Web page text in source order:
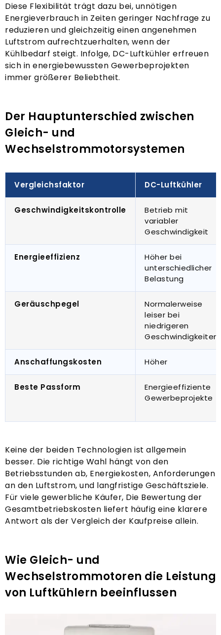
Diese Flexibilität trägt dazu bei, unnötigen
Energieverbrauch in Zeiten geringer Nachfrage zu
reduzieren und gleichzeitig einen angenehmen
Luftstrom aufrechtzuerhalten, wenn der
Kühlbedarf steigt. Infolge, DC-Luftkühler erfreuen
sich in energiebewussten Gewerbeprojekten
immer größerer Beliebtheit.
Der Hauptunterschied zwischen
Gleich- und
Wechselstrommotorsystemen
Vergleichsfaktor DC-Luftkühler
Geschwindigkeitskontrolle
Betrieb mit
variabler
Geschwindigkeit
Energieeffizienz
Höher bei
unterschiedlicher
Belastung
Geräuschpegel
Normalerweise
leiser bei
niedrigeren
Geschwindigkeiten
Anschaffungskosten Höher
Beste Passform
Energieeffiziente
Gewerbeprojekte
Keine der beiden Technologien ist allgemein
besser. Die richtige Wahl hängt von den
Betriebsstunden ab, Energiekosten, Anforderungen
an den Luftstrom, und langfristige Geschäftsziele.
Für viele gewerbliche Käufer, Die Bewertung der
Gesamtbetriebskosten liefert häufig eine klarere
Antwort als der Vergleich der Kaufpreise allein.
Wie Gleich- und
Wechselstrommotoren die Leistung
von Luftkühlern beeinflussen